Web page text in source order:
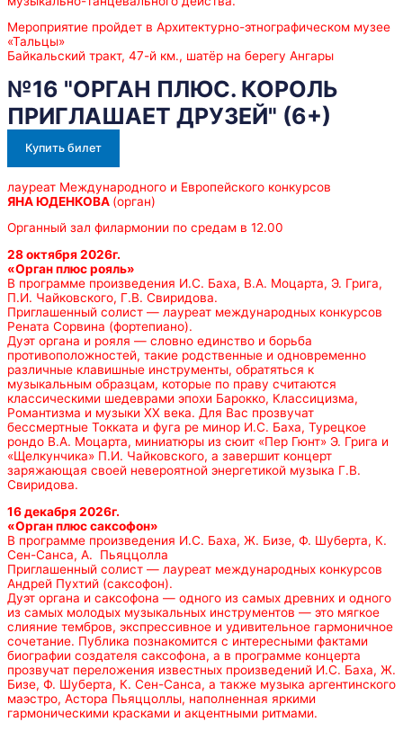
Мероприятие пройдет в Архитектурно-этнографическом музее
«Тальцы»
Байкальский тракт, 47-й км., шатёр на берегу Ангары
№16 "ОРГАН ПЛЮС. КОРОЛЬ
ПРИГЛАШАЕТ ДРУЗЕЙ" (6+)
Купить билет
лауреат Международного и Европейского конкурсов
ЯНА ЮДЕНКОВА (орган)
Органный зал филармонии по средам в 12.00
28 октября 2026г.
«Орган плюс рояль»
В программе произведения И.С. Баха, В.А. Моцарта, Э. Грига,
П.И. Чайковского, Г.В. Свиридова.
Приглашенный солист — лауреат международных конкурсов
Рената Сорвина (фортепиано).
Дуэт органа и рояля — словно единство и борьба
противоположностей, такие родственные и одновременно
различные клавишные инструменты, обратяться к
музыкальным образцам, которые по праву считаются
классическими шедеврами эпохи Барокко, Классицизма,
Романтизма и музыки ХХ века. Для Вас прозвучат
бессмертные Токката и фуга ре минор И.С. Баха, Турецкое
рондо В.А. Моцарта, миниатюры из сюит «Пер Гюнт» Э. Грига и
«Щелкунчика» П.И. Чайковского, а завершит концерт
заряжающая своей невероятной энергетикой музыка Г.В.
Свиридова.
16 декабря 2026г.
«Орган плюс саксофон»
В программе произведения И.С. Баха, Ж. Бизе, Ф. Шуберта, К.
Сен-Санса, А. Пьяццолла
Приглашенный солист — лауреат международных конкурсов
Андрей Пухтий (саксофон).
Дуэт органа и саксофона — одного из самых древних и одного
из самых молодых музыкальных инструментов — это мягкое
слияние тембров, экспрессивное и удивительное гармоничное
сочетание. Публика познакомится с интересными фактами
биографии создателя саксофона, а в программе концерта
прозвучат переложения известных произведений И.С. Баха, Ж.
Бизе, Ф. Шуберта, К. Сен-Санса, а также музыка аргентинского
маэстро, Астора Пьяццоллы, наполненная яркими
гармоническими красками и акцентными ритмами.